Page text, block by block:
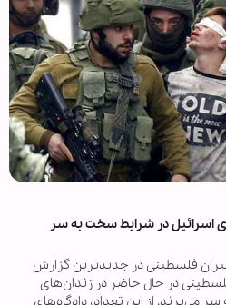
اسرائیل در شرایط سخت به سر
فلسطینی در جدیدترین گزارش
حدود ۳۶۰ کودک فلسطینی در حال حاضر در زندان‌های
می‌برند. از این تعداد، دادگاه‌های